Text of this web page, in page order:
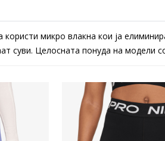
користи микро влакна кои ја
суви. Целосната понуда на модели